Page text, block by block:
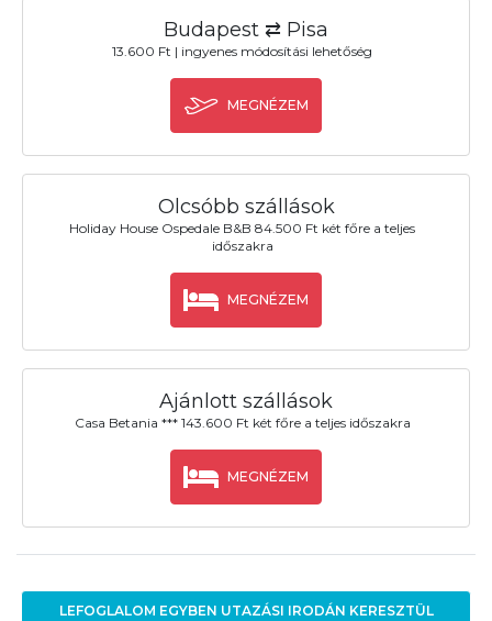
Budapest ⇄ Pisa
13.600 Ft | ingyenes módosítási lehetőség
MEGNÉZEM
Olcsóbb szállások
Holiday House Ospedale B&B 84.500 Ft két főre a teljes
időszakra
MEGNÉZEM
Ajánlott szállások
Casa Betania *** 143.600 Ft két főre a teljes időszakra
MEGNÉZEM
LEFOGLALOM EGYBEN UTAZÁSI IRODÁN KERESZTÜL